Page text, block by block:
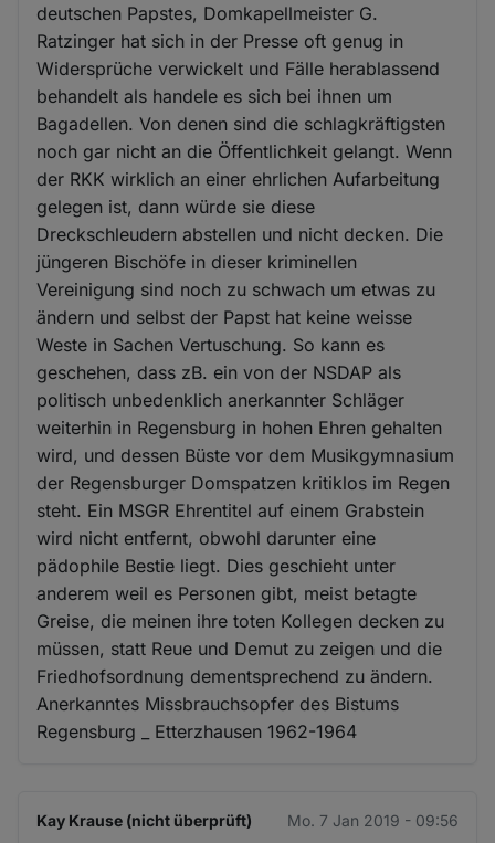
deutschen Papstes, Domkapellmeister G.
Ratzinger hat sich in der Presse oft genug in
Widersprüche verwickelt und Fälle herablassend
behandelt als handele es sich bei ihnen um
Bagadellen. Von denen sind die schlagkräftigsten
noch gar nicht an die Öffentlichkeit gelangt. Wenn
der RKK wirklich an einer ehrlichen Aufarbeitung
gelegen ist, dann würde sie diese
Dreckschleudern abstellen und nicht decken. Die
jüngeren Bischöfe in dieser kriminellen
Vereinigung sind noch zu schwach um etwas zu
ändern und selbst der Papst hat keine weisse
Weste in Sachen Vertuschung. So kann es
geschehen, dass zB. ein von der NSDAP als
politisch unbedenklich anerkannter Schläger
weiterhin in Regensburg in hohen Ehren gehalten
wird, und dessen Büste vor dem Musikgymnasium
der Regensburger Domspatzen kritiklos im Regen
steht. Ein MSGR Ehrentitel auf einem Grabstein
wird nicht entfernt, obwohl darunter eine
pädophile Bestie liegt. Dies geschieht unter
anderem weil es Personen gibt, meist betagte
Greise, die meinen ihre toten Kollegen decken zu
müssen, statt Reue und Demut zu zeigen und die
Friedhofsordnung dementsprechend zu ändern.
Anerkanntes Missbrauchsopfer des Bistums
Regensburg _ Etterzhausen 1962-1964
Kay Krause (nicht überprüft) Mo. 7 Jan 2019 - 09:56